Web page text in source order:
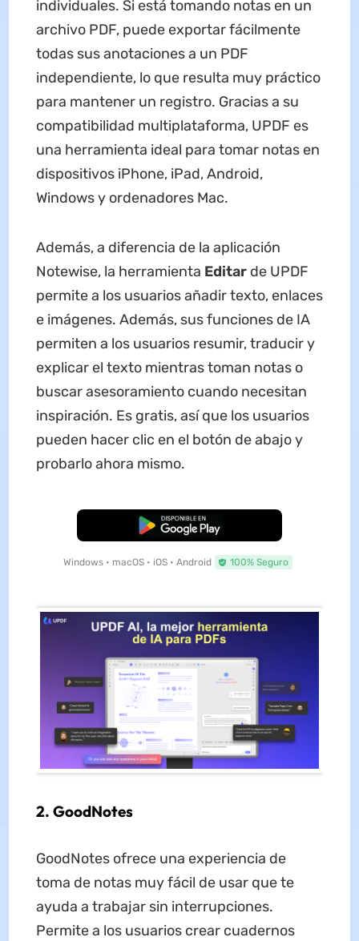
individuales. Si está tomando notas en un
archivo PDF, puede exportar fácilmente
todas sus anotaciones a un PDF
independiente, lo que resulta muy práctico
para mantener un registro. Gracias a su
compatibilidad multiplataforma, UPDF es
una herramienta ideal para tomar notas en
dispositivos iPhone, iPad, Android,
Windows y ordenadores Mac.
Además, a diferencia de la aplicación
Notewise, la herramienta Editarde UPDF
permite a los usuarios añadir texto, enlaces
e imágenes. Además, sus funciones de IA
permiten a los usuarios resumir, traducir y
explicar el texto mientras toman notas o
buscar asesoramiento cuando necesitan
inspiración. Es gratis, así que los usuarios
pueden hacer clic en el botón de abajo y
probarlo ahora mismo.
Descarga Gratuita
Windows • macOS • iOS • Android 100% Seguro
2. GoodNotes
GoodNotes ofrece una experiencia de
toma de notas muy fácil de usar que te
ayuda a trabajar sin interrupciones.
Permite a los usuarios crear cuadernos